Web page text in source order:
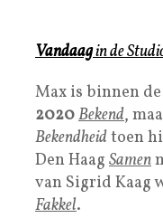
Vandaagin de
Max is binnen de
2020Bekend,
Bekendheidtoen
Den Haag Samen
van Sigrid Kaag
Fakkel.